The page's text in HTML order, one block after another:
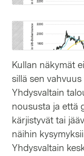
Kullan näkymät
sillä sen
Yhdysvaltain
noususta ja että
kärjistyvät tai
näihin
Yhdysvaltain